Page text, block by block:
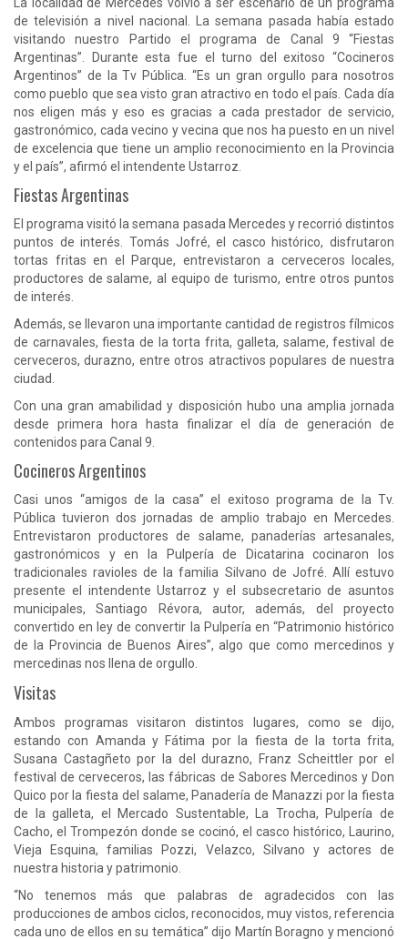
de televisión a nivel nacional. La semana pasada había estado
visitando nuestro Partido el programa de Canal 9 “Fiestas
Argentinas”. Durante esta fue el turno del exitoso “Cocineros
Argentinos” de la Tv Pública. “Es un gran orgullo para nosotros
como pueblo que sea visto gran atractivo en todo el país. Cada día
nos eligen más y eso es gracias a cada prestador de servicio,
gastronómico, cada vecino y vecina que nos ha puesto en un nivel
de excelencia que tiene un amplio reconocimiento en la Provincia
y el país”, afirmó el intendente Ustarroz.
Fiestas Argentinas
El programa visitó la semana pasada Mercedes y recorrió distintos
puntos de interés. Tomás Jofré, el casco histórico, disfrutaron
tortas fritas en el Parque, entrevistaron a cerveceros locales,
productores de salame, al equipo de turismo, entre otros puntos
de interés.
Además, se llevaron una importante cantidad de registros fílmicos
de carnavales, fiesta de la torta frita, galleta, salame, festival de
cerveceros, durazno, entre otros atractivos populares de nuestra
ciudad.
Con una gran amabilidad y disposición hubo una amplia jornada
desde primera hora hasta finalizar el día de generación de
contenidos para Canal 9.
Cocineros Argentinos
Casi unos “amigos de la casa” el exitoso programa de la Tv.
Pública tuvieron dos jornadas de amplio trabajo en Mercedes.
Entrevistaron productores de salame, panaderías artesanales,
gastronómicos y en la Pulpería de Dicatarina cocinaron los
tradicionales ravioles de la familia Silvano de Jofré. Allí estuvo
presente el intendente Ustarroz y el subsecretario de asuntos
municipales, Santiago Révora, autor, además, del proyecto
convertido en ley de convertir la Pulpería en “Patrimonio histórico
de la Provincia de Buenos Aires”, algo que como mercedinos y
mercedinas nos llena de orgullo.
Visitas
Ambos programas visitaron distintos lugares, como se dijo,
estando con Amanda y Fátima por la fiesta de la torta frita,
Susana Castagñeto por la del durazno, Franz Scheittler por el
festival de cerveceros, las fábricas de Sabores Mercedinos y Don
Quico por la fiesta del salame, Panadería de Manazzi por la fiesta
de la galleta, el Mercado Sustentable, La Trocha, Pulpería de
Cacho, el Trompezón donde se cocinó, el casco histórico, Laurino,
Vieja Esquina, familias Pozzi, Velazco, Silvano y actores de
nuestra historia y patrimonio.
“No tenemos más que palabras de agradecidos con las
producciones de ambos ciclos, reconocidos, muy vistos, referencia
cada uno de ellos en su temática” dijo Martín Boragno y mencionó